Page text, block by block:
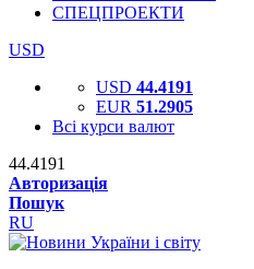
СПЕЦПРОЕКТИ
USD
USD 44.4191
EUR 51.2905
Всі курси валют
44.4191
Авторизація
Пошук
RU